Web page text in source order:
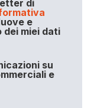
di
e
miei dati
su
e